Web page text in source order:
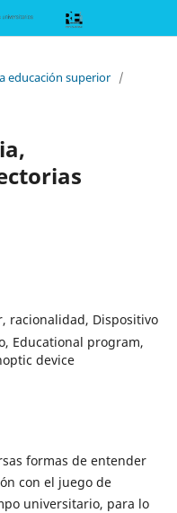
educación superior /
racionalidad, Dispositivo
Educational program,
device
formas de entender
con el juego de
universitario, para lo